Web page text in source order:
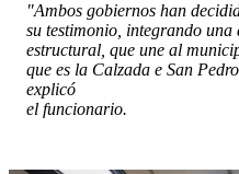
"Ambos gobiernos han
su testimonio, integrando una
estructural, que une al
que es la Calzada e San
explicó
el funcionario.